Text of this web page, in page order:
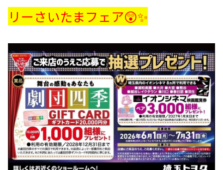
リーさいたまフェア😲✨